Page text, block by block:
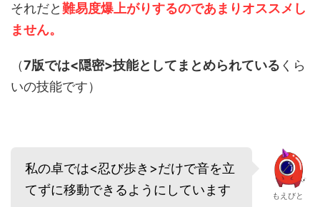
それだと難易度爆上がりするのであまりオススメし
ません。
（7版では<隠密>技能としてまとめられている くら
いの技能です）
私の卓では<忍び歩き>だけで音を立
てずに移動できるようにしています
もえびと